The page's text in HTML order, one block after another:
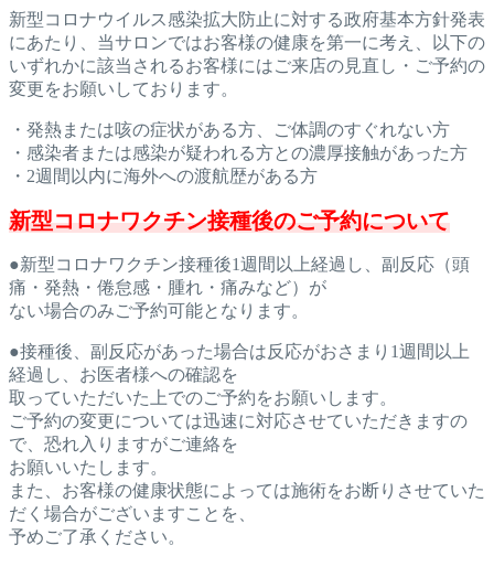
新型コロナウイルス感染拡大防止に対する政府基本方針発表
にあた り、当サロンではお客様の健康を第一に考え、以下の
いずれかに該当されるお客様にはご来店の見直し・ご予約の
変更をお願いしてお ります。
・発熱または咳の症状がある方、ご体調のすぐれない方
・感染者または感染が疑われる方との濃厚接触があった方
・2週間以内に海外への渡航歴がある方
新型コロナワクチン接種後のご予約について
●新型コロナワクチン接種後1週間以上経過し、副反応（頭
痛・発熱・倦怠感・腫れ・痛みなど）が
ない場合のみご予約可能となります。
●接種後、副反応があった場合は反応がおさまり1週間以上
経過し、お医者様への確認を
取っていただいた上でのご予約をお願いします。
ご予約の変更については迅速に対応させていただきますの
で、恐れ入りますがご連絡を
お願いいたします。
また、お客様の健康状態に よっては施術をお断りさせていた
だく場合がございますことを、
予めご了承ください。